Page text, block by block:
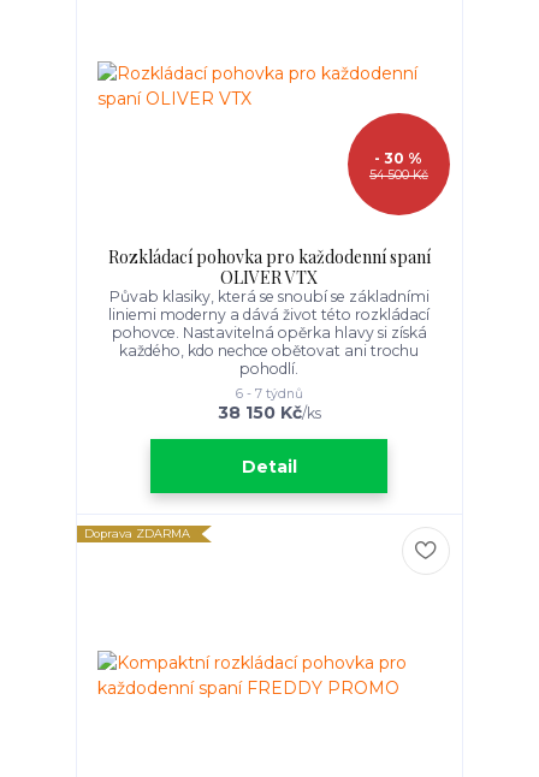
54 500 Kč
- 30 %
Rozkládací pohovka pro každodenní spaní
OLIVER VTX
Půvab klasiky, která se snoubí se základními
liniemi moderny a dává život této rozkládací
pohovce. Nastavitelná opěrka hlavy si získá
každého, kdo nechce obětovat ani trochu
pohodlí.
38 150 Kč/ks
6 - 7 týdnů
Detail
Doprava ZDARMA